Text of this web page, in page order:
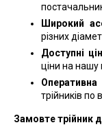
Широкий
різних
Доступні
ціни на нашу
трійників по
Замовте трійник